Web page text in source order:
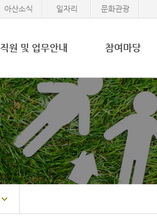
아산소식 일자리 문화관광
직원 및 업무안내 참여마당